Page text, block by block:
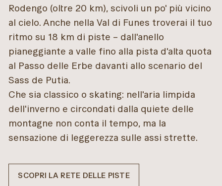
Rodengo (oltre 20 km), scivoli un po' più vicino
al cielo. Anche nella Val di Funes troverai il tuo
ritmo su 18 km di piste – dall'anello
pianeggiante a valle fino alla pista d'alta quota
al Passo delle Erbe davanti allo scenario del
Sass de Putia.
Che sia classico o skating: nell'aria limpida
dell'inverno e circondati dalla quiete delle
montagne non conta il tempo, ma la
sensazione di leggerezza sulle assi strette.
SCOPRI LA RETE DELLE PISTE